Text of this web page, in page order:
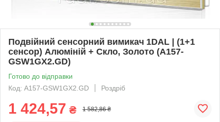
Подвійний сенсорний вимикач 1DAL | (1+1
сенсор) Алюміній + Скло, Золото (A157-
GSW1GX2.GD)
Готово до відправки
Код: A157-GSW1GX2.GD
Роздріб
1 424,57 ₴ 1 582,86 ₴